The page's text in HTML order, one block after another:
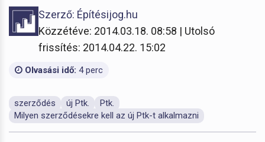
Szerző: Építésijog.hu
Közzétéve: 2014.03.18. 08:58 | Utolsó
frissítés: 2014.04.22. 15:02
Olvasási idő: 4 perc
szerződés új Ptk.
Ptk.
Milyen szerződésekre kell az új Ptk-t alkalmazni